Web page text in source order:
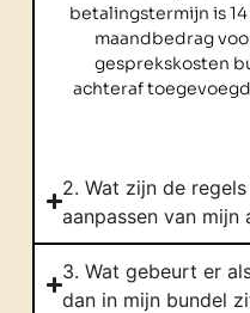
betalingstermijn is
maandbedrag
gesprekskosten
achteraf
2. Wat zijn de
aanpassen van mijn
3. Wat gebeurt er
dan in mijn bundel